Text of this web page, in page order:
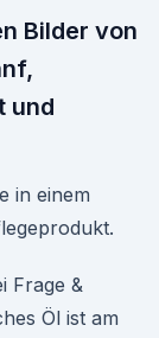
Bilder von
und
in einem
Frage &
Öl ist am